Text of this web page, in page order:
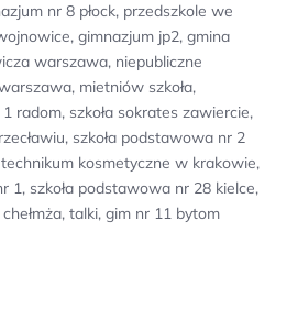
nr 8 płock, przedszkole we
gimnazjum jp2, gmina
warszawa, niepubliczne
mietniów szkoła,
radom, szkoła sokrates zawiercie,
szkoła podstawowa nr 2
technikum kosmetyczne w krakowie,
1, szkoła podstawowa nr 28 kielce,
talki, gim nr 11 bytom